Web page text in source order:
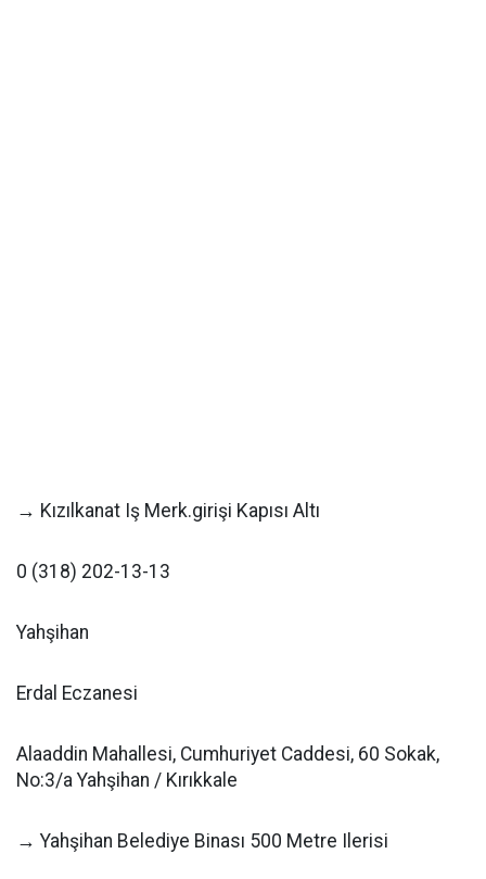
→ Kızılkanat Iş Merk.girişi Kapısı Altı
0 (318) 202-13-13
Yahşihan
Erdal Eczanesi
Alaaddin Mahallesi, Cumhuriyet Caddesi, 60 Sokak,
No:3/a Yahşihan / Kırıkkale
→ Yahşihan Belediye Binası 500 Metre Ilerisi